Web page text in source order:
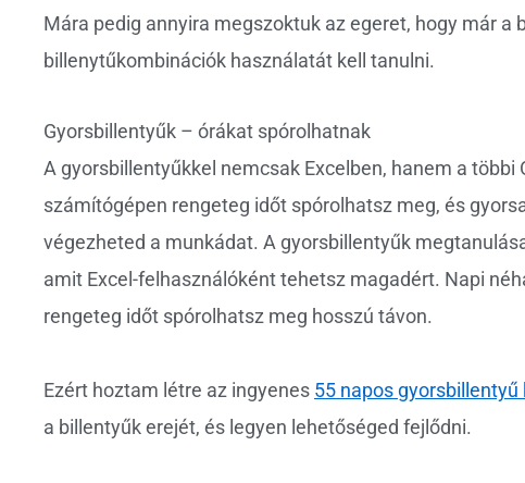
Mára pedig annyira megszoktuk az egeret, hogy már a
billenytűkombinációk használatát kell tanulni.
Gyorsbillentyűk – órákat spórolhatnak
A gyorsbillentyűkkel nemcsak Excelben, hanem a többi
számítógépen rengeteg időt spórolhatsz meg, és
végezheted a munkádat. A gyorsbillentyűk
amit Excel-felhasználóként tehetsz magadért. Napi
rengeteg időt spórolhatsz meg hosszú távon.
Ezért hoztam létre az ingyenes 55 napos gyorsbillentyű
a billentyűk erejét, és legyen lehetőséged fejlődni.